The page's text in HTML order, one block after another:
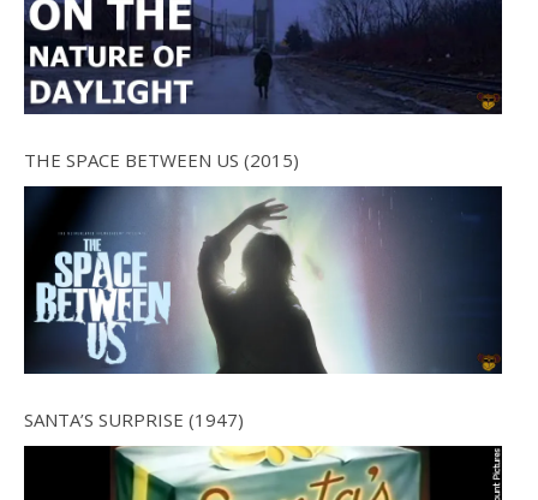
THE SPACE BETWEEN US (2015)
SANTA’S SURPRISE (1947)